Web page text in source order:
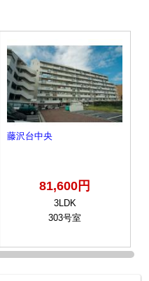
藤沢台中央
81,600円
3LDK
303号室